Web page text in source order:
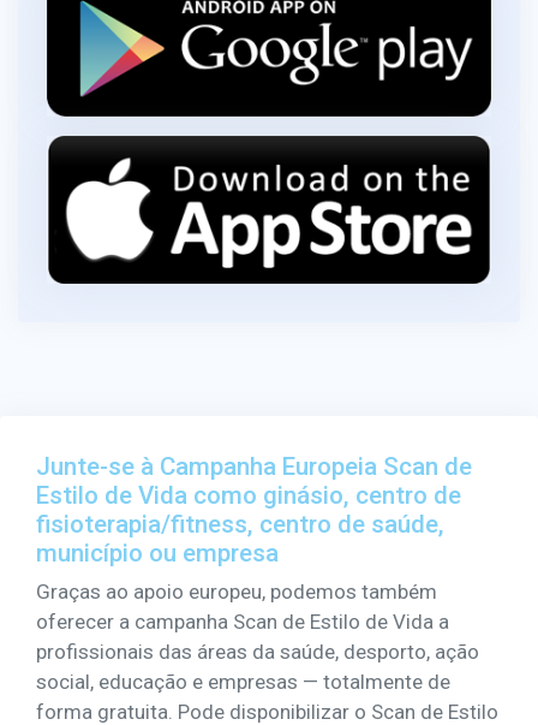
Junte-se à Campanha Europeia Scan de
Estilo de Vida como ginásio, centro de
fisioterapia/fitness, centro de saúde,
município ou empresa
Graças ao apoio europeu, podemos também
oferecer a campanha Scan de Estilo de Vida a
profissionais das áreas da saúde, desporto, ação
social, educação e empresas — totalmente de
forma gratuita. Pode disponibilizar o Scan de Estilo